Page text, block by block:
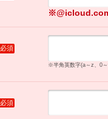
必須
※半角英数字(a～z、0～
必須